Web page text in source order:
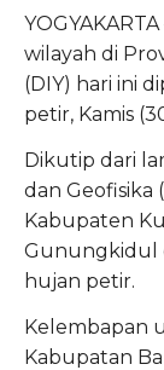
wilayah di
(DIY) hari ini
petir, Kamis
Dikutip dari
dan Geofisika
Kabupaten
Gunungkidul
hujan petir.
Kelembapan
Kabupatan